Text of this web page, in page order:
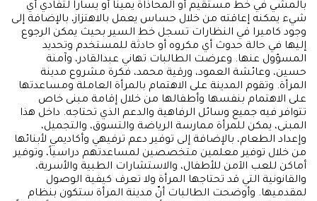
بالمشي في خط مستقيم أو المحاذاة يميناً أو يساراً لتفادي أي
شيء يمكنه إعاقته من خلال حساس يعمل بالاهتزاز، بالإضافة إلى
وجود كاميرا في النظارات تسجل خط السير بحيث يمكن الرجوع
إليها في حالة حدوث أي مكروه أو حادثة للمستخدم وتحديد
المسؤول عنها. وعرضت الطالبات تهاني عبدالقادر، وآمنة
حسين، وعائشة العمود، ورقية محمد، فكرة مشروع مدينة
المرأة. وتقوم المدينة على الاهتمام بالمرأة العاملة ومساعدتها
على الاهتمام بنفسها وأطفالها من خلال إقامة مبنى خاص
تتوافر فيه جميع وسائل الرفاهية والدعم الذي تحتاجه. داخل هذا
المبنى، يمكن للمرأة ممارسة الرياضة والتسوق، والتجميل،
وإعداد الطعام، بالإضافة إلى توفير دعم ترفيهي وأكاديمي لأبنائها
من خلال توفير معلمين متخصصين لمساعدتهم دراسياً، وتوفير
أماكن للعب الآمن للأطفال، والاستشارات الطبية والأسرية،
والقانونية التي قد تحتاجها المرأة ولا تعرف كيفية الوصول
لمقدميها. وأوضحت الطالبات أنّ مدينة المرأة ستكون بنظام